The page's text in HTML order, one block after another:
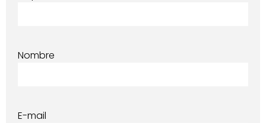
Nombre
E-mail